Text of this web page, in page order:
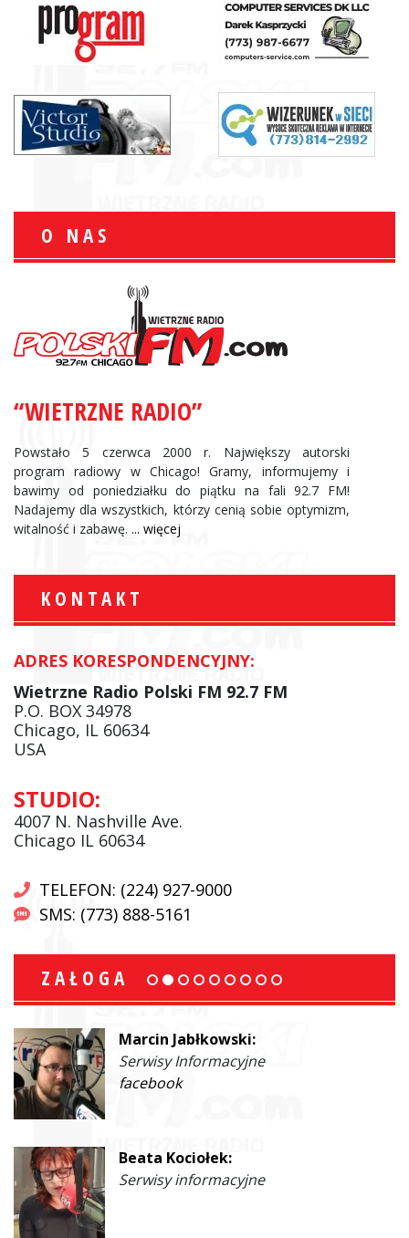
O NAS
“WIETRZNE RADIO”
Powstało 5 czerwca 2000 r. Największy autorski
program radiowy w Chicago! Gramy, informujemy i
bawimy od poniedziałku do piątku na fali 92.7 FM!
Nadajemy dla wszystkich, którzy cenią sobie optymizm,
witalność i zabawę. ... więcej
KONTAKT
ADRES KORESPONDENCYJNY:
Wietrzne Radio Polski FM 92.7 FM
P.O. BOX 34978
Chicago, IL 60634
USA
STUDIO:
4007 N. Nashville Ave.
Chicago IL 60634
TELEFON: (224) 927-9000
SMS: (773) 888-5161
ZAŁOGA
Marcin Jabłkowski:
Serwisy Informacyjne
facebook
Beata Kociołek:
Serwisy informacyjne